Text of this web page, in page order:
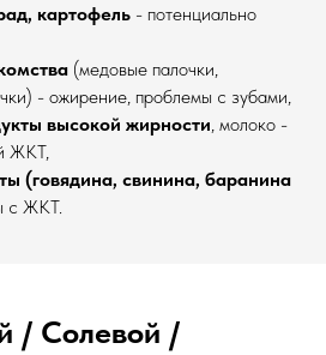
картофель - потенциально
(медовые палочки,
- ожирение, проблемы с зубами,
высокой жирности, молоко -
ЖКТ,
(говядина, свинина, баранина
с ЖКТ.
/ Солевой /